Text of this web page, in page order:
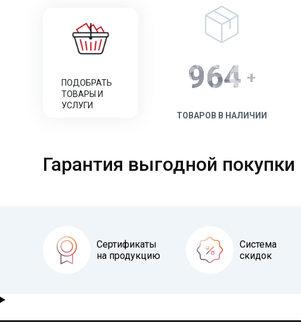
ПОДОБРАТЬ
ТОВАРЫ И
УСЛУГИ
1000
ТОВАРОВ В НАЛИЧИИ
Гарантия выгодной покупки
Сертификаты
на продукцию
Система
скидок